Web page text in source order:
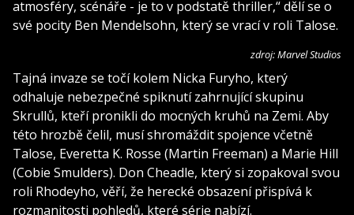
atmosféry, scénáře - je to v podstatě thriller,“ dělí se o
své pocity Ben Mendelsohn, který se vrací v roli Talose.
zdroj: Marvel Studios
Tajná invaze se točí kolem Nicka Furyho, který
odhaluje nebezpečné spiknutí zahrnující skupinu
Skrullů, kteří pronikli do mocných kruhů na Zemi. Aby
této hrozbě čelil, musí shromáždit spojence včetně
Talose, Everetta K. Rosse (Martin Freeman) a Marie Hill
(Cobie Smulders). Don Cheadle, který si zopakoval svou
roli Rhodeyho, věří, že herecké obsazení přispívá k
rozmanitosti pohledů, které série nabízí.